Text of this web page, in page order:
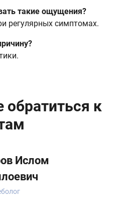
такие ощущения?
регулярных симптомах.
к
Ислом